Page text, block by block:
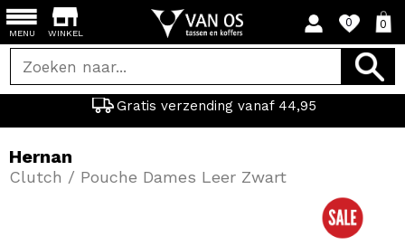
WINKEL
0 0
Gratis verzending vanaf 44,95
MENU
Hernan
Clutch / Pouche Dames Leer Zwart